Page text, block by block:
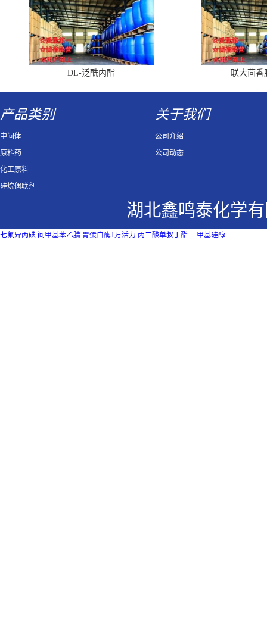
DL-泛酰内酯 联大茴香
产品类别
中间体
原料药
化工原料
硅烷偶联剂
关于我们
公司介绍
公司动态
湖北鑫鸣泰化学
七氟异丙碘 间甲基苯乙腈 胃蛋白酶1万活力 丙二酸单叔丁酯 三甲基硅醇